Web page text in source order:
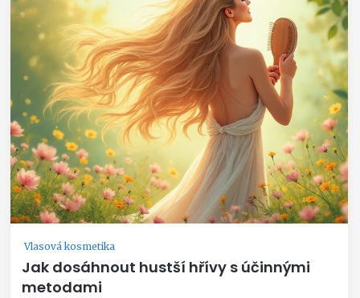
Vlasová kosmetika
Jak dosáhnout hustší hřívy s účinnými
metodami